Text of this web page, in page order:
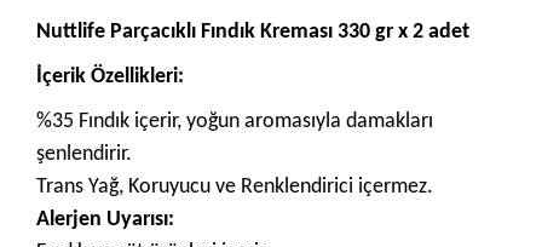
Nuttlife Parçacıklı Fındık Kreması 330 gr x 2 adet
İçerik Özellikleri:
%35 Fındık içerir, yoğun aromasıyla damakları
şenlendirir.
Trans Yağ, Koruyucu ve Renklendirici içermez.
Alerjen Uyarısı: